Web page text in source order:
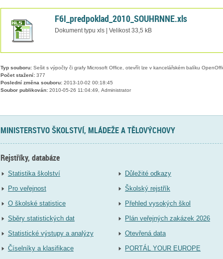
F6I_predpoklad_2010_SOUHRNNE.xls
Dokument typu xls | Velikost 33,5 kB
Typ souboru:Sešit s výpočty či grafy Microsoft Office, otevřít lze v kancelářském balíku
Počet stažení:377
Poslední změna souboru:2013-10-02 00:18:45
Soubor publikován:2010-05-26 11:04:49, Administrator
MINISTERSTVO ŠKOLSTVÍ, MLÁDEŽE A TĚLOVÝCHOVY
Rejstříky, databáze
Statistika školství
Pro veřejnost
O školské statistice
Sběry statistických dat
Statistické výstupy a analýzy
Číselníky a klasifikace
Důležité odkazy
Školský rejstřík
Přehled vysokých škol
Plán veřejných zakázek 2026
Otevřená data
PORTÁL YOUR EUROPE